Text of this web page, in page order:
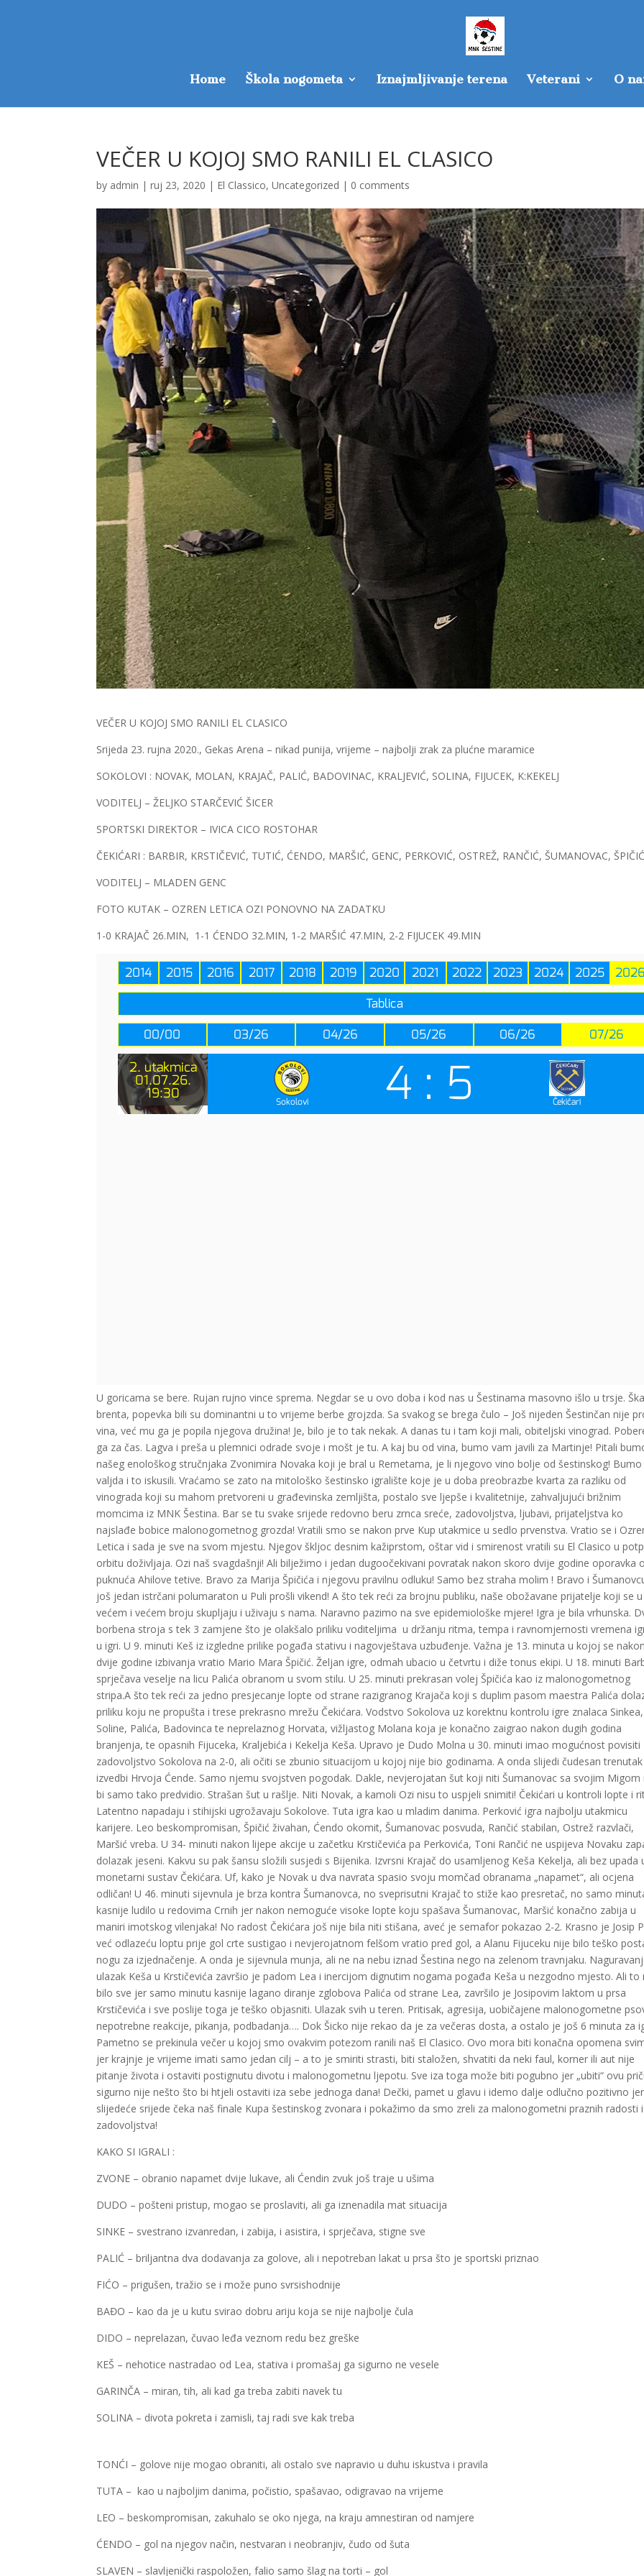
Home Škola nogometa Iznajmljivanje terena Veterani O
VEČER U KOJOJ SMO RANILI EL CLASICO
by admin |ruj 23, 2020 | El Classico,Uncategorized | 0 comments
VEČER U KOJOJ SMO RANILI EL CLASICO
Srijeda 23. rujna 2020., Gekas Arena – nikad punija, vrijeme – najbolji zrak za plućne maramice
SOKOLOVI : NOVAK, MOLAN, KRAJAČ, PALIĆ, BADOVINAC, KRALJEVIĆ, SOLINA, FIJUCEK, K:KEKELJ
VODITELJ – ŽELJKO STARČEVIĆ ŠICER
SPORTSKI DIREKTOR – IVICA CICO ROSTOHAR
ČEKIĆARI : BARBIR, KRSTIČEVIĆ, TUTIĆ, ĆENDO, MARŠIĆ, GENC, PERKOVIĆ, OSTREŽ, RANČIĆ, ŠUMANOVAC,
VODITELJ – MLADEN GENC
FOTO KUTAK – OZREN LETICA OZI PONOVNO NA ZADATKU
1-0 KRAJAČ 26.MIN, 1-1 ĆENDO 32.MIN, 1-2 MARŠIĆ 47.MIN, 2-2 FIJUCEK 49.MIN
U goricama se bere. Rujan rujno vince sprema. Negdar se u ovo doba i kod nas u Šestinama masovno išlo u trsje.
brenta, popevka bili su dominantni u to vrijeme berbe grojzda. Sa svakog se brega čulo – Još nijeden Šestinčan nije
vina, već mu ga je popila njegova družina! Je, bilo je to tak nekak. A danas tu i tam koji mali, obiteljski vinograd.
ga za čas. Lagva i preša u plemnici odrade svoje i mošt je tu. A kaj bu od vina, bumo vam javili za Martinje! Pitali
našeg enološkog stručnjaka Zvonimira Novaka koji je bral u Remetama, je li njegovo vino bolje od šestinskog! Bumo
valjda i to iskusili. Vraćamo se zato na mitološko šestinsko igralište koje je u doba preobrazbe kvarta za razliku od
vinograda koji su mahom pretvoreni u građevinska zemljišta, postalo sve ljepše i kvalitetnije, zahvaljujući brižnim
momcima iz MNK Šestina. Bar se tu svake srijede redovno beru zrnca sreće, zadovoljstva, ljubavi, prijateljstva ko
najslađe bobice malonogometnog grozda! Vratili smo se nakon prve Kup utakmice u sedlo prvenstva. Vratio se i
Letica i sada je sve na svom mjestu. Njegov škljoc desnim kažiprstom, oštar vid i smirenost vratili su El Clasico u
orbitu doživljaja. Ozi naš svagdašnji! Ali bilježimo i jedan dugoočekivani povratak nakon skoro dvije godine oporavka
puknuća Ahilove tetive. Bravo za Marija Špičića i njegovu pravilnu odluku! Samo bez straha molim ! Bravo i
još jedan istrčani polumaraton u Puli prošli vikend! A što tek reći za brojnu publiku, naše obožavane prijatelje koji se u
većem i većem broju skupljaju i uživaju s nama. Naravno pazimo na sve epidemiološke mjere! Igra je bila vrhunska.
borbena stroja s tek 3 zamjene što je olakšalo priliku voditeljima u držanju ritma, tempa i ravnomjernosti vremena
u igri. U 9. minuti Keš iz izgledne prilike pogađa stativu i nagovještava uzbuđenje. Važna je 13. minuta u kojoj se
dvije godine izbivanja vratio Mario Mara Špičić. Željan igre, odmah ubacio u četvrtu i diže tonus ekipi. U 18. minuti
sprječava veselje na licu Palića obranom u svom stilu. U 25. minuti prekrasan volej Špičića kao iz malonogometnog
stripa.A što tek reći za jedno presjecanje lopte od strane razigranog Krajača koji s duplim pasom maestra Palića
priliku koju ne propušta i trese prekrasno mrežu Čekićara. Vodstvo Sokolova uz korektnu kontrolu igre znalaca Sinkea,
Soline, Palića, Badovinca te neprelaznog Horvata, vižljastog Molana koja je konačno zaigrao nakon dugih godina
branjenja, te opasnih Fijuceka, Kraljebića i Kekelja Keša. Upravo je Dudo Molna u 30. minuti imao mogućnost povisiti
zadovoljstvo Sokolova na 2-0, ali očiti se zbunio situacijom u kojoj nije bio godinama. A onda slijedi čudesan
izvedbi Hrvoja Ćende. Samo njemu svojstven pogodak. Dakle, nevjerojatan šut koji niti Šumanovac sa svojim Migom
bi samo tako predvidio. Strašan šut u rašlje. Niti Novak, a kamoli Ozi nisu to uspjeli snimiti! Čekićari u kontroli lopte i
Latentno napadaju i stihijski ugrožavaju Sokolove. Tuta igra kao u mladim danima. Perković igra najbolju utakmicu
karijere. Leo beskompromisan, Špičić živahan, Ćendo okomit, Šumanovac posvuda, Rančić stabilan, Ostrež razvlači,
Maršić vreba. U 34- minuti nakon lijepe akcije u začetku Krstičevića pa Perkovića, Toni Rančić ne uspijeva Novaku
dolazak jeseni. Kakvu su pak šansu složili susjedi s Bijenika. Izvrsni Krajač do usamljenog Keša Kekelja, ali bez upada
monetarni sustav Čekićara. Uf, kako je Novak u dva navrata spasio svoju momčad obranama „napamet“, ali ocjena
odličan! U 46. minuti sijevnula je brza kontra Šumanovca, no sveprisutni Krajač to stiže kao presretač, no samo
kasnije ludilo u redovima Crnih jer nakon nemoguće visoke lopte koju spašava Šumanovac, Maršić konačno zabija u
maniri imotskog vilenjaka! No radost Čekićara još nije bila niti stišana, aveć je semafor pokazao 2-2. Krasno je Josip
već odlazeću loptu prije gol crte sustigao i nevjerojatnom felšom vratio pred gol, a Alanu Fijuceku nije bilo teško
nogu za izjednačenje. A onda je sijevnula munja, ali ne na nebu iznad Šestina nego na zelenom travnjaku.
ulazak Keša u Krstičevića završio je padom Lea i inercijom dignutim nogama pogađa Keša u nezgodno mjesto. Ali to
bilo sve jer samo minutu kasnije lagano diranje zglobova Palića od strane Lea, završilo je Josipovim laktom u prsa
Krstičevića i sve poslije toga je teško objasniti. Ulazak svih u teren. Pritisak, agresija, uobičajene malonogometne
nepotrebne reakcije, pikanja, podbadanja…. Dok Šicko nije rekao da je za večeras dosta, a ostalo je još 6 minuta za
Pametno se prekinula večer u kojoj smo ovakvim potezom ranili naš El Clasico. Ovo mora biti konačna opomena
jer krajnje je vrijeme imati samo jedan cilj – a to je smiriti strasti, biti staložen, shvatiti da neki faul, korner ili aut nije
pitanje života i ostaviti postignutu divotu i malonogometnu ljepotu. Sve iza toga može biti pogubno jer „ubiti“ ovu
sigurno nije nešto što bi htjeli ostaviti iza sebe jednoga dana! Dečki, pamet u glavu i idemo dalje odlučno pozitivno jer
slijedeće srijede čeka naš finale Kupa šestinskog zvonara i pokažimo da smo zreli za malonogometni praznih radosti i
zadovoljstva!
KAKO SI IGRALI :
ZVONE – obranio napamet dvije lukave, ali Ćendin zvuk još traje u ušima
DUDO – pošteni pristup, mogao se proslaviti, ali ga iznenadila mat situacija
SINKE – svestrano izvanredan, i zabija, i asistira, i sprječava, stigne sve
PALIĆ – briljantna dva dodavanja za golove, ali i nepotreban lakat u prsa što je sportski priznao
FIĆO – prigušen, tražio se i može puno svrsishodnije
BAĐO – kao da je u kutu svirao dobru ariju koja se nije najbolje čula
DIDO – neprelazan, čuvao leđa veznom redu bez greške
KEŠ – nehotice nastradao od Lea, stativa i promašaj ga sigurno ne vesele
GARINČA – miran, tih, ali kad ga treba zabiti navek tu
SOLINA – divota pokreta i zamisli, taj radi sve kak treba
TONĆI – golove nije mogao obraniti, ali ostalo sve napravio u duhu iskustva i pravila
TUTA – kao u najboljim danima, počistio, spašavao, odigravao na vrijeme
LEO – beskompromisan, zakuhalo se oko njega, na kraju amnestiran od namjere
ĆENDO – gol na njegov način, nestvaran i neobranjiv, čudo od šuta
SLAVEN – slavljenički raspoložen, falio samo šlag na torti – gol